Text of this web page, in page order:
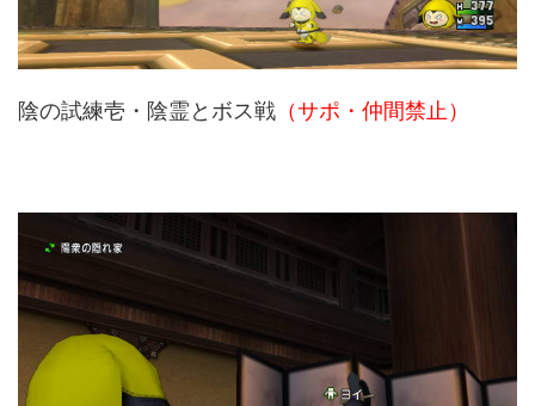
陰の試練壱・陰霊とボス戦 （サポ・仲間禁止）